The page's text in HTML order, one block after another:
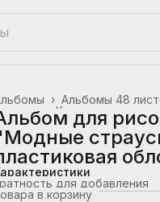
Альбомы 48
›
Канцтовары,
для
для добавления
в корзину